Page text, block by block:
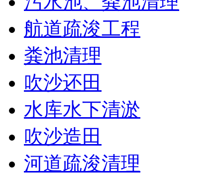
航道疏浚工程
粪池清理
吹沙还田
水库水下清淤
吹沙造田
河道疏浚清理